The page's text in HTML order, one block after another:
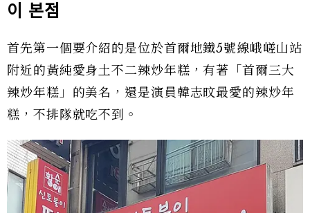
이
본점
首先第一個要介紹的是位於首爾地鐵5號線峨嵯山站
附近的黃純愛身土不二辣炒年糕，有著「首爾三大
辣炒年糕」的美名，還是演員韓志旼最愛的辣炒年
糕，不排隊就吃不到。